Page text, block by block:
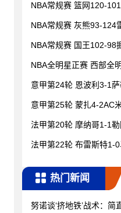
NBA常规赛 篮网120-
NBA常规赛 灰熊93-124
NBA常规赛 国王102-98
NBA全明星正赛 西部全
意甲第24轮 恩波利3-1
意甲第25轮 蒙扎4-2AC
法甲第20轮 摩纳哥1-1
法甲第22轮 布雷斯特1-
热门新闻
努诺谈‘挤地铁’战术：简